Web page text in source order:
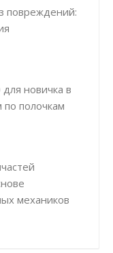
повреждений:
новичка в
по полочкам
механиков